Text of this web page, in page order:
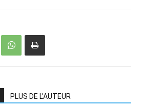
PLUS DE L'AUTEUR